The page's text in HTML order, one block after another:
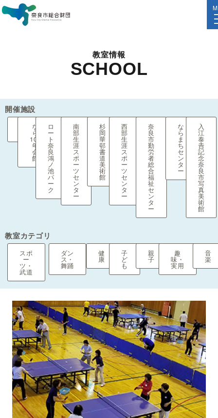
教室情報
SCHOOL
開催施設
な
ら
100
年
会
館
ロ
ー
ト
奈
良
鴻
ノ
池
パ
ー
ク
南
部
生
涯
ス
ポ
ー
ツ
セ
ン
タ
ー
杉
岡
華
邨
書
道
美
術
館
西
部
生
涯
ス
ポ
ー
ツ
セ
ン
タ
ー
奈
良
市
勤
労
者
総
合
福
祉
セ
ン
タ
ー
な
ら
ま
ち
セ
ン
タ
ー
入
江
泰
𠮷
記
念
奈
良
市
写
真
美
術
館
教室カテゴリ
スポ
ー
ツ・
武道
ダン
ス・
舞踊
健
康
子
ど
も
親
子
趣
味・
実用
音
楽